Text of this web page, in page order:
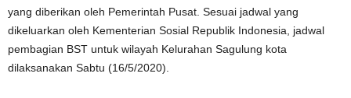
yang diberikan oleh Pemerintah Pusat. Sesuai jadwal yang
dikeluarkan oleh Kementerian Sosial Republik Indonesia, jadwal
pembagian BST untuk wilayah Kelurahan Sagulung kota
dilaksanakan Sabtu (16/5/2020).